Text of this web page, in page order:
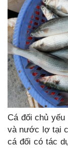
Cá đối chủ
và nước lợ tại
cá đối có tác